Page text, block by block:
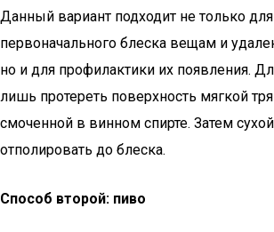
Данный вариант подходит не только
первоначального блеска вещам и
но и для профилактики их появления.
лишь протереть поверхность мягкой
смоченной в винном спирте. Затем
отполировать до блеска.
Способ второй: пиво